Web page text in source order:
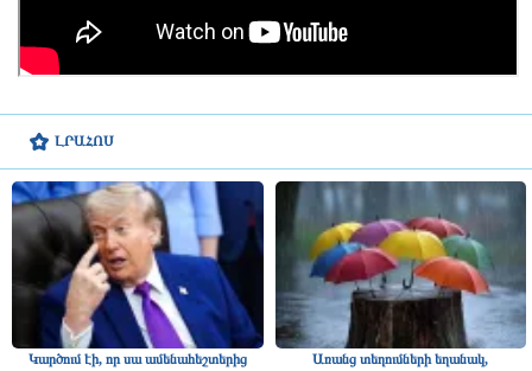
ԼՐԱՀՈՍ
Կարծում էի, որ սա ամենահեշտերից
Առանց տեղումների եղանակ,